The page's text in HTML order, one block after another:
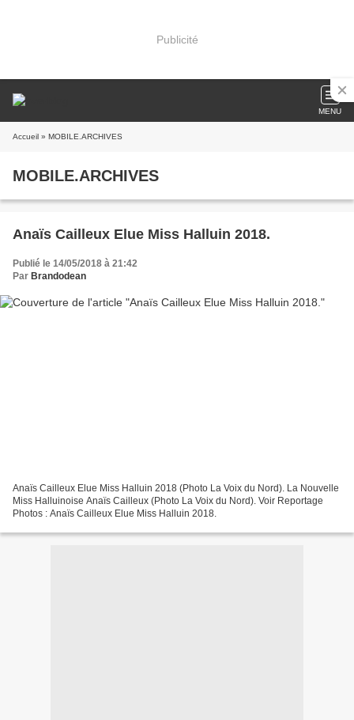
Publicité
MENU
Accueil » MOBILE.ARCHIVES
MOBILE.ARCHIVES
Anaïs Cailleux Elue Miss Halluin 2018.
Publié le 14/05/2018 à 21:42
Par Brandodean
Anaïs Cailleux Elue Miss Halluin 2018 (Photo La Voix du Nord). La Nouvelle
Miss Halluinoise Anaïs Cailleux (Photo La Voix du Nord). Voir Reportage
Photos : Anaïs Cailleux Elue Miss Halluin 2018.